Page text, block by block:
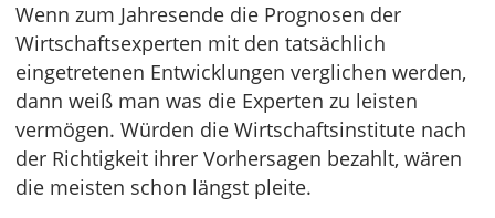
Wenn zum Jahresende die Prognosen der
Wirtschaftsexperten mit den tatsächlich
eingetretenen Entwicklungen verglichen werden,
dann weiß man was die Experten zu leisten
vermögen. Würden die Wirtschaftsinstitute nach
der Richtigkeit ihrer Vorhersagen bezahlt, wären
die meisten schon längst pleite.